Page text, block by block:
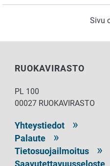
Sivu
RUOKAVIRASTO
PL 100
00027 RUOKAVIRASTO
Yhteystiedot
Palaute
Tietosuojailmoitus